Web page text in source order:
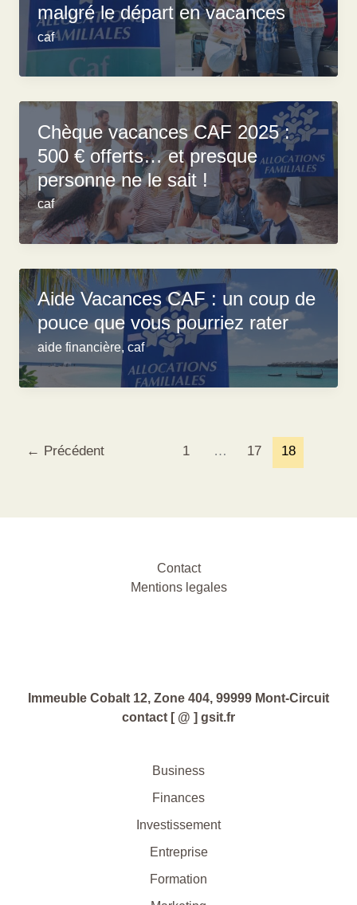
malgré le départ en vacances
caf
Chèque vacances CAF 2025 :
500 € offerts… et presque
personne ne le sait !
caf
Aide Vacances CAF : un coup de
pouce que vous pourriez rater
aide financière,caf
← Précédent 1 … 17 18
Contact
Mentions legales
Immeuble Cobalt 12, Zone 404, 99999 Mont-Circuit
contact [ @ ] gsit.fr
Business
Finances
Investissement
Entreprise
Formation